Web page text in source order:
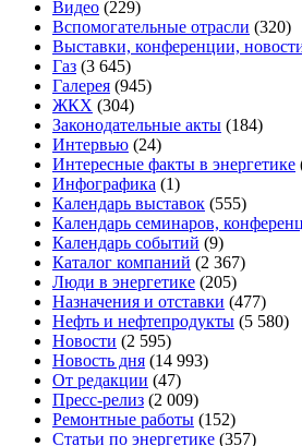
Видео (229)
Вспомогательные отрасли (320)
Выставки, конференции,
Газ (3 645)
Галерея (945)
ЖКХ (304)
Законодательные акты (184)
Интервью (24)
Интересные факты в энергетике
Инфографика (1)
Календарь выставок (555)
Календарь семинаров,
Календарь событий (9)
Каталог компаний (2 367)
Люди в энергетике (205)
Назначения и отставки (477)
Нефть и нефтепродукты (5 580)
Новости (2 595)
Новость дня (14 993)
От редакции (47)
Пресс-релиз (2 009)
Ремонтные работы (152)
Статьи по энергетике (357)